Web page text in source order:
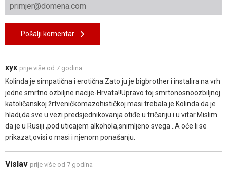
Pošalji komentar
xyx prije više od 7 godina
Kolinda je simpatična i erotična.Zato ju je bigbrother i instalira na vrh
jedne smrtno ozbiljne nacije-Hrvata!!Upravo toj smrtonosnoozbiljnoj
katoličanskoj žrtveničkomazohističkoj masi trebala je Kolinda da je
hladi,da sve u vezi predsjednikovanja otiđe u tričariju i u vitar.Mislim
da je u Rusiji ,pod uticajem alkohola,snimljeno svega ..A oće li se
prikazat,ovisi o masi i njenom ponašanju.
Vislav prije više od 7 godina